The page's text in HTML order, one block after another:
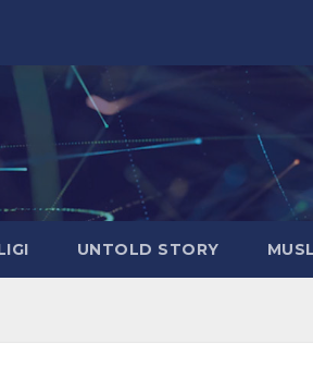
UNTOLD STORY